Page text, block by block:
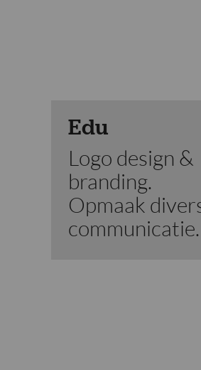
Edu
Logo design &
branding.
Opmaak
communicatie.